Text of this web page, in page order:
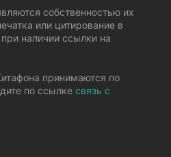
собственностью их
или цитирование в
наличии ссылки на
принимаются по
по ссылке связь с